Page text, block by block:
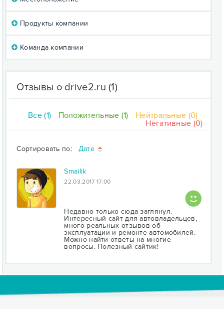
Продукты компании
Команда компании
Отзывы о drive2.ru (1)
Все (1) Положительные (1)
Нейтральные (0)
Негативные (0)
Сортировать по: Дате
Smailik
22.03.2017 17:00
Недавно только сюда заглянул.
Интересный сайт для автовладельцев,
много реальных отзывов об
эксплуатации и ремонте автомобилей.
Можно найти ответы на многие
вопросы. Полезный сайтик!